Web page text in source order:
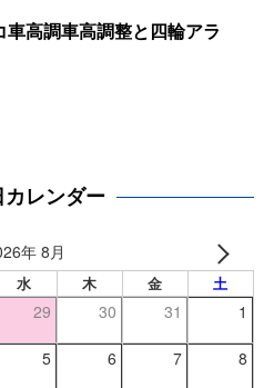
車高調車高調整と四輪アラ
カレンダー
年 8月
水 木 金 土
29 30 31 1
5 6 7 8